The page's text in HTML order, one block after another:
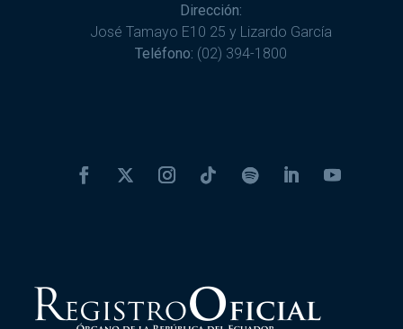
Dirección:
José Tamayo E10 25 y Lizardo García
Teléfono: (02) 394-1800